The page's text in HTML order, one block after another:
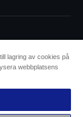
lagring av cookies på
webbplatsens